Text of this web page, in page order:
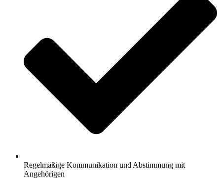
Regelmäßige Kommunikation und Abstimmung mit
Angehörigen